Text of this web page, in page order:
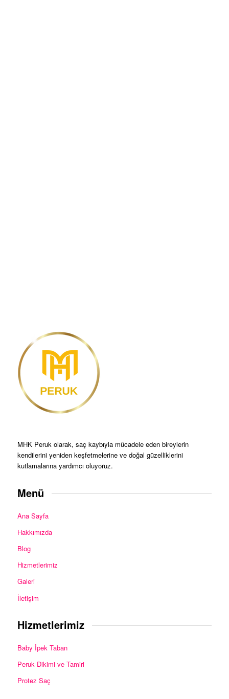
MHK Peruk olarak, saç kaybıyla mücadele eden bireylerin
kendilerini yeniden keşfetmelerine ve doğal güzelliklerini
kutlamalarına yardımcı oluyoruz.
Menü
Ana Sayfa
Hakkımızda
Blog
Hizmetlerimiz
Galeri
İletişim
Hizmetlerimiz
Baby İpek Taban
Peruk Dikimi ve Tamiri
Protez Saç